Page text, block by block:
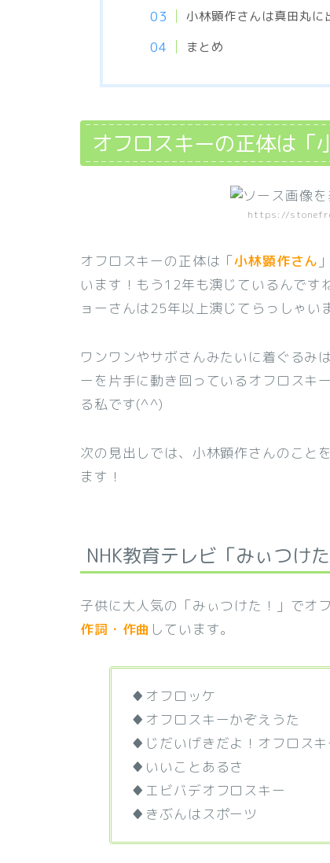
小林顕作さんは真田丸に
まとめ
オフロスキーの正体は「
https://
オフロスキーの正体は「小林顕作さん
います！もう12年も演じているんです
ョーさんは25年以上演じてらっしゃい
ワンワンやサボさんみたいに着ぐるみ
ーを片手に動き回っているオフロスキ
る私です(^^)
次の見出しでは、小林顕作さんのこと
ます！
NHK教育テレビ「みぃつけた
子供に大人気の「みぃつけた！」でオ
作詞・作曲 しています。
♦オフロッケ
♦オフロスキーかぞえうた
♦じだいげきだよ！オフロスキ
♦いいことあるさ
♦エビバデオフロスキー
♦きぶんはスポーツ